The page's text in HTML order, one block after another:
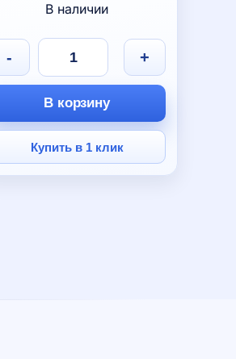
В наличии
- +
В корзину
Купить в 1 клик